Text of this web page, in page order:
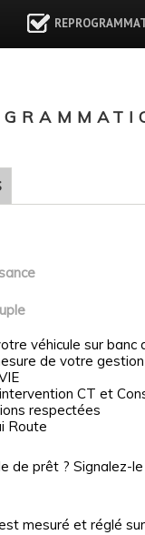
véhicule sur banc
de votre
CT et
respectées
Route
de prêt ? Signalez-le
mesuré et réglé